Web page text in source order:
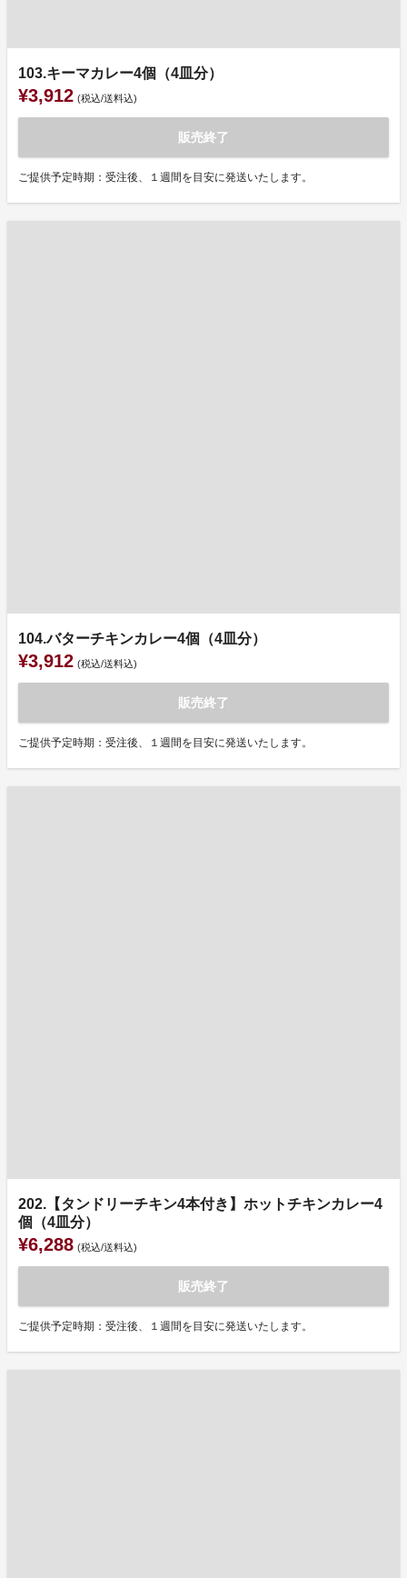
103.キーマカレー4個（4皿分）
¥3,912 (税込/送料込)
販売終了
ご提供予定時期：受注後、１週間を目安に発送いたします。
104.バターチキンカレー4個（4皿分）
¥3,912 (税込/送料込)
販売終了
ご提供予定時期：受注後、１週間を目安に発送いたします。
202.【タンドリーチキン4本付き】ホットチキンカレー4
個（4皿分）
¥6,288 (税込/送料込)
販売終了
ご提供予定時期：受注後、１週間を目安に発送いたします。